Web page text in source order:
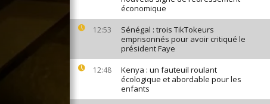
économique
12:53
Sénégal : trois TikTokeurs
emprisonnés pour avoir critiqué le
président Faye
12:48
Kenya : un fauteuil roulant
écologique et abordable pour les
enfants